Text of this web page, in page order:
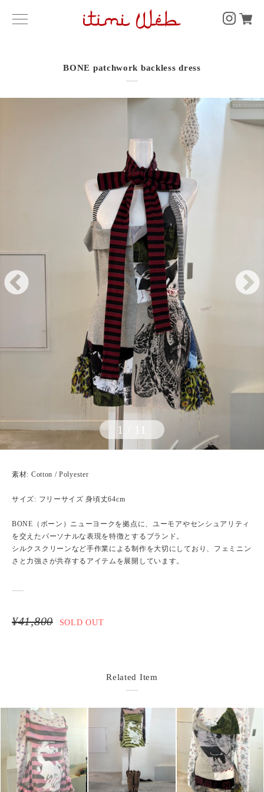
BONE patchwork backless dress
1 11
素材: Cotton / Polyester
サイズ: フリーサイズ 身頃丈64cm
BONE（ボーン）ニューヨークを拠点に、ユーモアやセンシュアリティ
を交えたパーソナルな表現を特徴とするブランド。
シルクスクリーンなど手作業による制作を大切にしており、フェミニン
さと力強さが共存するアイテムを展開しています。
¥41,800 SOLD OUT
Related Item